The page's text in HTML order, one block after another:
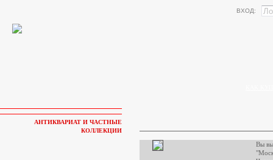
ВХОД:
Вы
АНТИКВАРИАТ И ЧАСТНЫЕ
КОЛЛЕКЦИИ